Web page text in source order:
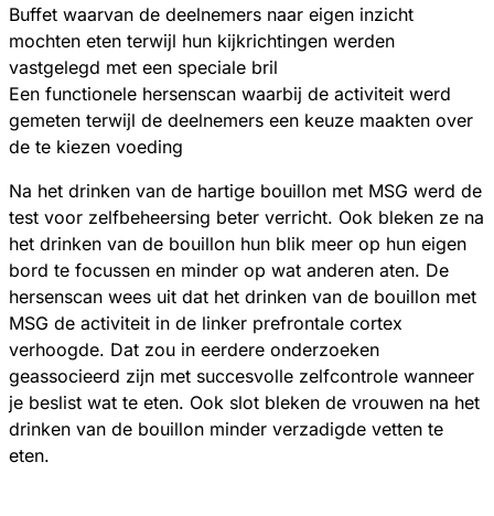
Buffet waarvan de deelnemers naar eigen inzicht
mochten eten terwijl hun kijkrichtingen werden
vastgelegd met een speciale bril
Een functionele hersenscan waarbij de activiteit werd
gemeten terwijl de deelnemers een keuze maakten over
de te kiezen voeding
Na het drinken van de hartige bouillon met MSG werd de
test voor zelfbeheersing beter verricht. Ook bleken ze na
het drinken van de bouillon hun blik meer op hun eigen
bord te focussen en minder op wat anderen aten. De
hersenscan wees uit dat het drinken van de bouillon met
MSG de activiteit in de linker prefrontale cortex
verhoogde. Dat zou in eerdere onderzoeken
geassocieerd zijn met succesvolle zelfcontrole wanneer
je beslist wat te eten. Ook slot bleken de vrouwen na het
drinken van de bouillon minder verzadigde vetten te
eten.